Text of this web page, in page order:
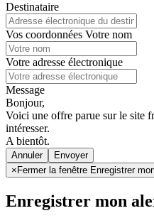
Destinataire
Vos coordonnées Votre nom
Votre adresse électronique
Message
Bonjour,
Voici une offre parue sur le site
intéresser.
A bientôt.
Annuler
× Fermer la fenêtre Enregistrer
Enregistrer mon